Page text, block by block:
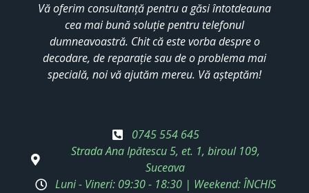
Vă oferim consultanță pentru a găsi întotdeauna
cea mai bună soluție pentru telefonul
dumneavoastră. Chit că este vorba despre o
decodare, de reparație sau de o problema mai
specială, noi vă ajutăm mereu. Vă așteptăm!
0745 554 645
Strada Ana Ipătescu 5, et. 1, biroul 109,
Suceava
Luni - Vineri: 09:30 - 18:30 | Weekend: ÎNCHIS